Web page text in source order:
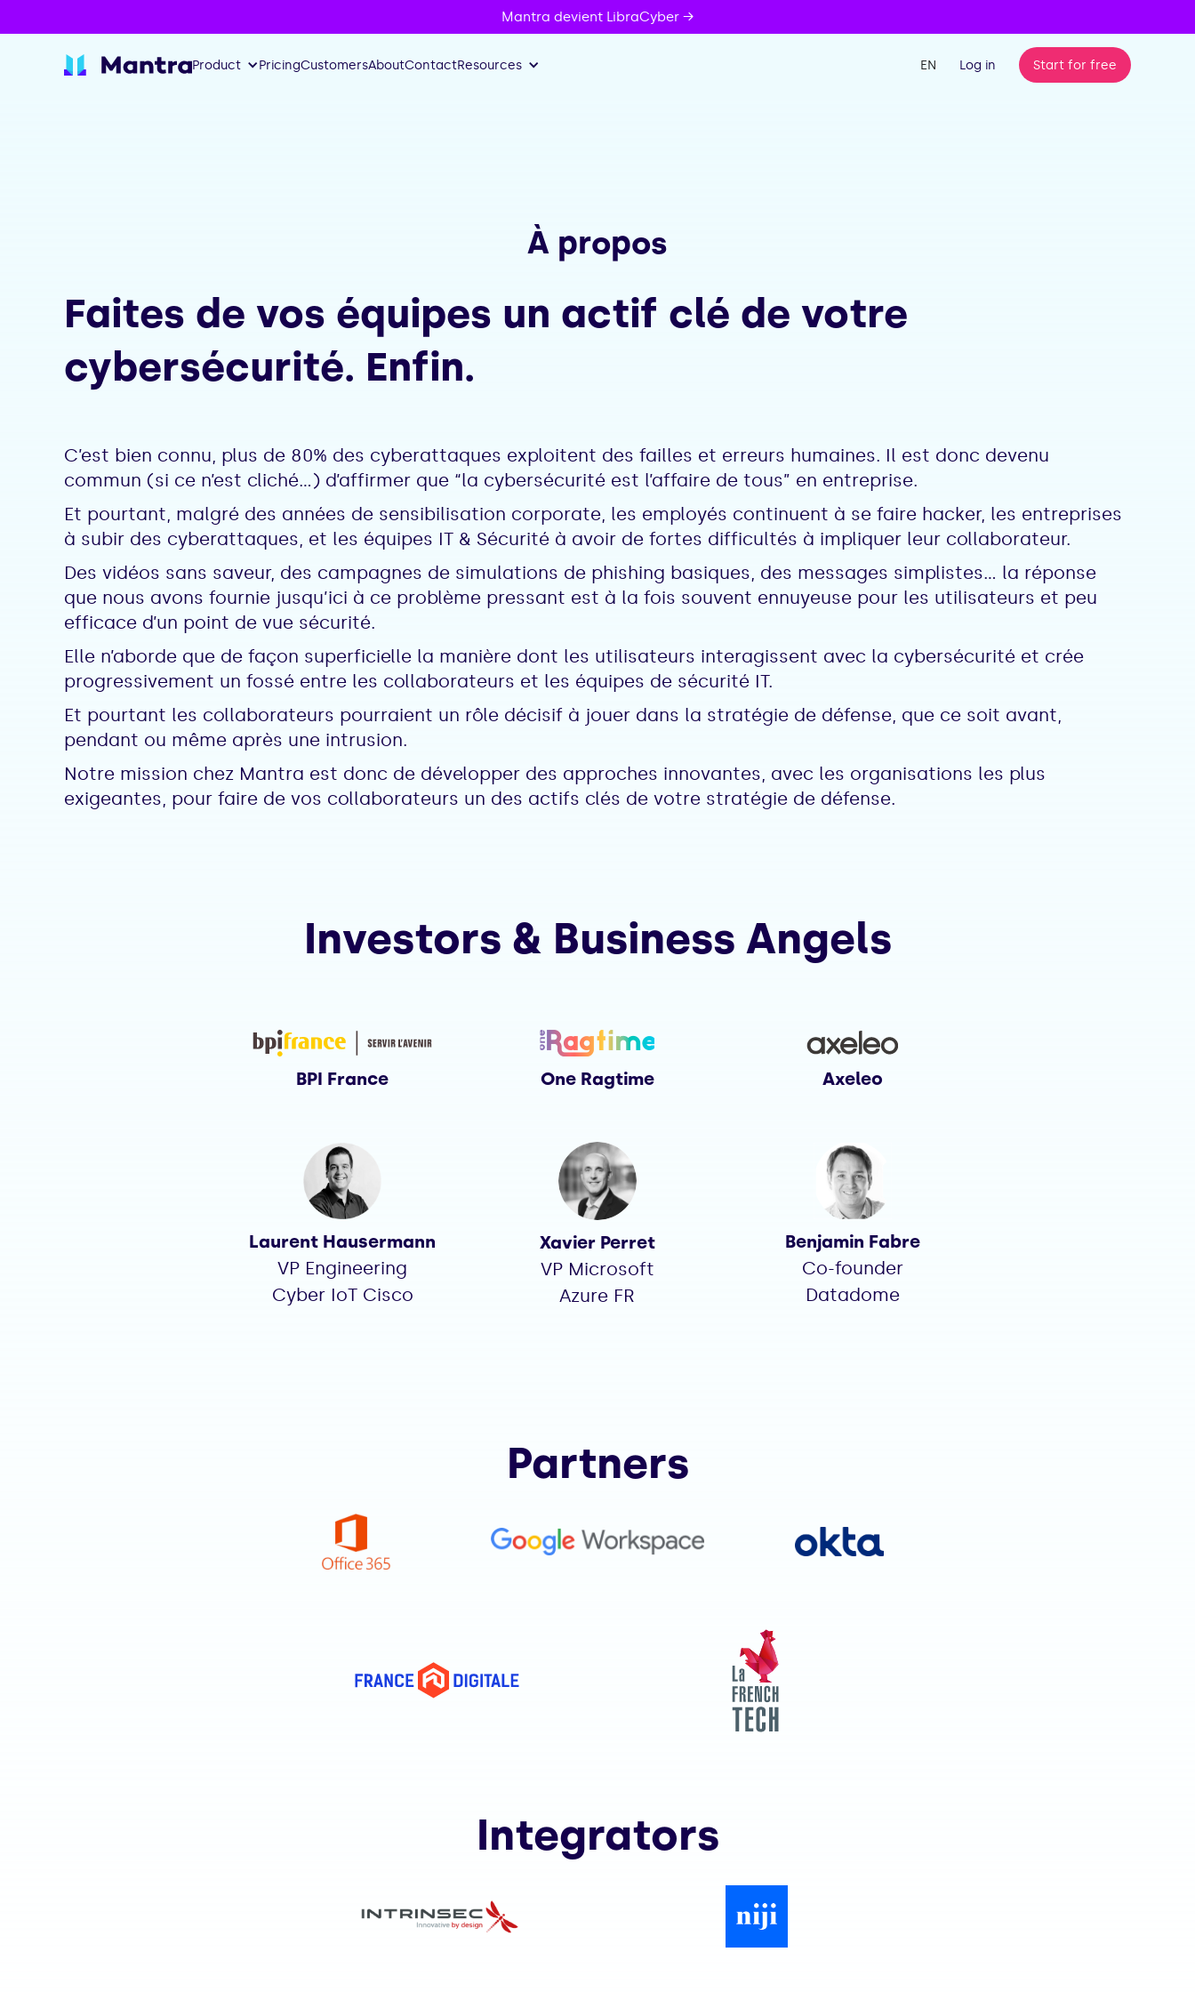
Mantra devient LibraCyber →
Product PricingCustomersAboutContactResources EN Log in Start for free
À propos
Faites de vos équipes un actif clé de votre
cybersécurité. Enfin.
C’est bien connu, plus de 80% des cyberattaques exploitent des failles et erreurs humaines. Il est donc devenu
commun (si ce n’est cliché...) d’affirmer que “la cybersécurité est l’affaire de tous” en entreprise.
Et pourtant, malgré des années de sensibilisation corporate, les employés continuent à se faire hacker, les entreprises
à subir des cyberattaques, et les équipes IT & Sécurité à avoir de fortes difficultés à impliquer leur collaborateur.
Des vidéos sans saveur, des campagnes de simulations de phishing basiques, des messages simplistes... la réponse
que nous avons fournie jusqu’ici à ce problème pressant est à la fois souvent ennuyeuse pour les utilisateurs et peu
efficace d’un point de vue sécurité.
Elle n’aborde que de façon superficielle la manière dont les utilisateurs interagissent avec la cybersécurité et crée
progressivement un fossé entre les collaborateurs et les équipes de sécurité IT.
Et pourtant les collaborateurs pourraient un rôle décisif à jouer dans la stratégie de défense, que ce soit avant,
pendant ou même après une intrusion.
Notre mission chez Mantra est donc de développer des approches innovantes, avec les organisations les plus
exigeantes, pour faire de vos collaborateurs un des actifs clés de votre stratégie de défense.
Investors & Business Angels
BPI France One Ragtime
Laurent Hausermann
VP Engineering
Cyber IoT Cisco
Axeleo
Xavier Perret
VP Microsoft
Azure FR
Benjamin Fabre
Co-founder
Datadome
Partners
Integrators